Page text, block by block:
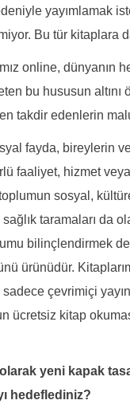
yayımlamak
Bu tür kitaplara
online, dünyanın
bu hususun
takdir edenlerin
fayda, bireylerin
faaliyet, hizmet
sosyal,
taramaları da
bilinçlendirmek
ürünüdür.
sadece çevrimiçi
ücretsiz kitap
yeni kapak
hedeflediniz?